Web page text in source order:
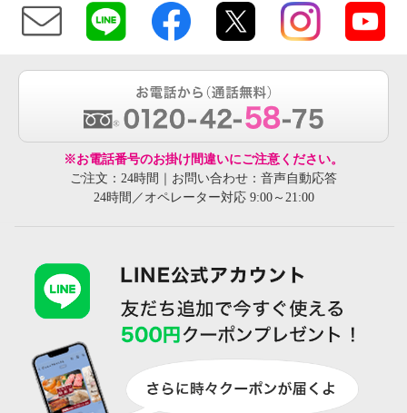
※お電話番号のお掛け間違いにご注意ください。
ご注文：24時間｜お問い合わせ：音声自動応答
24時間／オペレーター対応 9:00～21:00